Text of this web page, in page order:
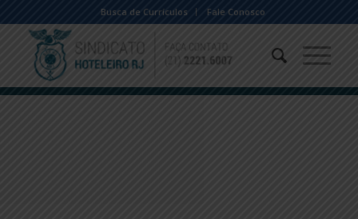
Busca de Currículos Fale Conosco